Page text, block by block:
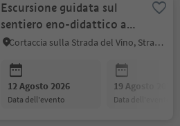
Escursione guidata sul
sentiero eno-didattico a
Cortaccia
Cortaccia sulla Strada del Vino, Strada del Vino
12 Agosto 2026
data dell'evento
19 Agosto 2026
data dell'evento